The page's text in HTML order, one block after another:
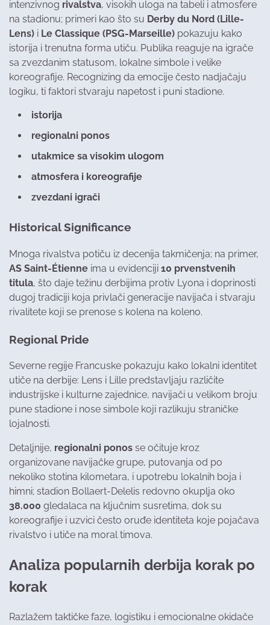
intenzivnog rivalstva, visokih uloga na tabeli i atmosfere
na stadionu; primeri kao što su Derby du Nord (Lille-
Lens) i Le Classique (PSG-Marseille) pokazuju kako
istorija i trenutna forma utiču. Publika reaguje na igrače
sa zvezdanim statusom, lokalne simbole i velike
koreografije. Recognizing da emocije često nadjačaju
logiku, ti faktori stvaraju napetost i puni stadione.
istorija
regionalni ponos
utakmice sa visokim ulogom
atmosfera i koreografije
zvezdani igrači
Historical Significance
Mnoga rivalstva potiču iz decenija takmičenja; na primer,
AS Saint-Étienne ima u evidenciji 10 prvenstvenih
titula, što daje težinu derbijima protiv Lyona i doprinosti
dugoj tradiciji koja privlači generacije navijača i stvaraju
rivalitete koji se prenose s kolena na koleno.
Regional Pride
Severne regije Francuske pokazuju kako lokalni identitet
utiče na derbije: Lens i Lille predstavljaju različite
industrijske i kulturne zajednice, navijači u velikom broju
pune stadione i nose simbole koji razlikuju straničke
lojalnosti.
Detaljnije, regionalni ponos se očituje kroz
organizovane navijačke grupe, putovanja od po
nekoliko stotina kilometara, i upotrebu lokalnih boja i
himni; stadion Bollaert-Delelis redovno okuplja oko
38.000 gledalaca na ključnim susretima, dok su
koreografije i uzvici često oruđe identiteta koje pojačava
rivalstvo i utiče na moral timova.
Analiza popularnih derbija korak po
korak
Razlažem taktičke faze, logistiku i emocionalne okidače